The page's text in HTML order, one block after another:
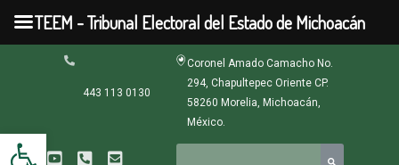
Abrir barra de herramientas
contenido
443 113 0130
Coronel Amado Camacho No.
294, Chapultepec Oriente CP.
58260 Morelia, Michoacán,
México.
TEEM - Tribunal Electoral del Estado de Michoacán